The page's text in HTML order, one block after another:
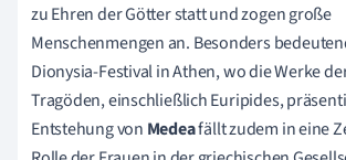
zu Ehren der Götter statt und zogen große
Menschenmengen an. Besonders
Dionysia-Festival in Athen, wo die Werke
Tragöden, einschließlich Euripides,
Entstehung von Medeafällt zudem in eine